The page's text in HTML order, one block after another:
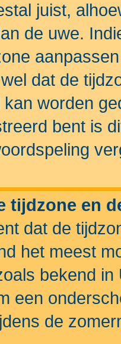
juist,
de uwe.
dat de
kan worden
bent is
tijdzone en
dat de
het meest
bekend
een
de